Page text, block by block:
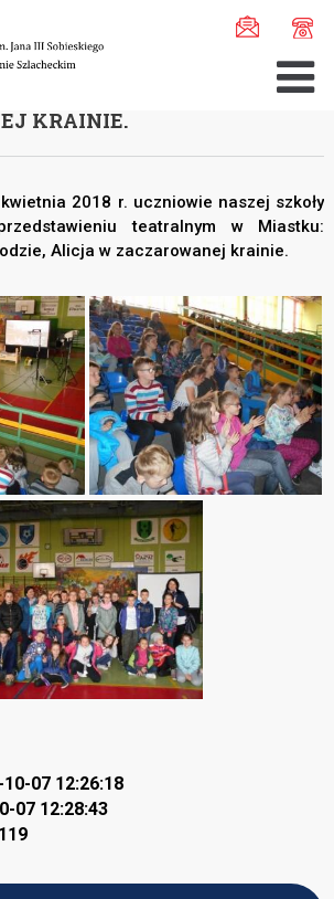
W tajem ...
OGRODZIE, ALICJA W
KRAINIE.
2018 r. uczniowie naszej szkoły
teatralnym w Miastku:
Alicja w zaczarowanej krainie.
10-07 12:26:18
07 12:28:43